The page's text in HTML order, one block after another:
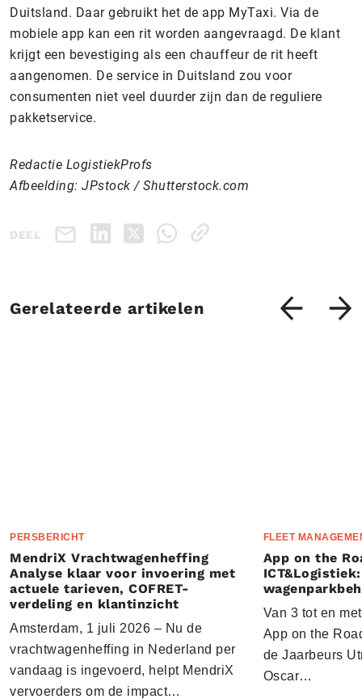
Duitsland. Daar gebruikt het de app MyTaxi. Via de
mobiele app kan een rit worden aangevraagd. De klant
krijgt een bevestiging als een chauffeur de rit heeft
aangenomen. De service in Duitsland zou voor
consumenten niet veel duurder zijn dan de reguliere
pakketservice.
Redactie LogistiekProfs
Afbeelding: JPstock / Shutterstock.com
DEEL
Gerelateerde artikelen
PERSBERICHT
MendriX Vrachtwagenheffing
Analyse klaar voor invoering met
actuele tarieven, COFRET-
verdeling en klantinzicht
Amsterdam, 1 juli 2026 – Nu de
vrachtwagenheffing in Nederland per
vandaag is ingevoerd, helpt MendriX
vervoerders om de impact…
FLEET
App on the
Van 3 tot en
App on the
de Jaarbeurs
Oscar…